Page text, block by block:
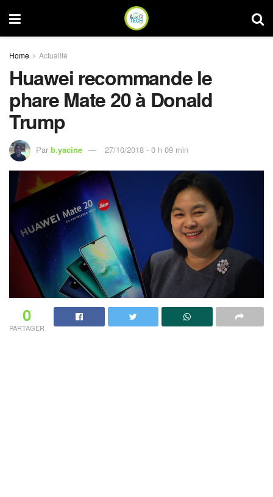
Home Actualité
Huawei recommande le
phare Mate 20 à Donald
Trump
Par b.yacine 27/10/2018 - 0 h 09 min
0
PARTAGER